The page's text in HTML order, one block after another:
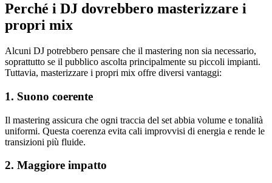
Perché i DJ dovrebbero masterizzare i
propri mix
Alcuni DJ potrebbero pensare che il mastering non sia necessario,
soprattutto se il pubblico ascolta principalmente su piccoli impianti.
Tuttavia, masterizzare i propri mix offre diversi vantaggi:
1. Suono coerente
Il mastering assicura che ogni traccia del set abbia volume e tonalità
uniformi. Questa coerenza evita cali improvvisi di energia e rende le
transizioni più fluide.
2. Maggiore impatto